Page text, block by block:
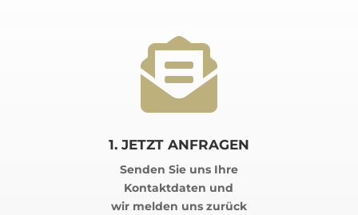

1. JETZT ANFRAGEN
Senden Sie uns Ihre
Kontaktdaten und
wir melden uns zurück